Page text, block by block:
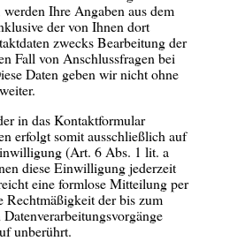
Ihre Angaben aus dem
der von Ihnen dort
zwecks Bearbeitung der
Fall von Anschlussfragen bei
Daten geben wir nicht ohne
in das Kontaktformular
erfolgt somit ausschließlich auf
(Art. 6 Abs. 1 lit. a
diese Einwilligung jederzeit
eine formlose Mitteilung per
Rechtmäßigkeit der bis zum
unberührt.